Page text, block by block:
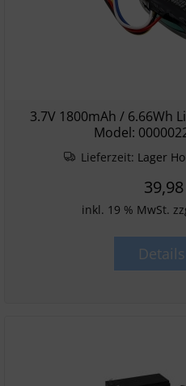
3.7V 1800mAh / 6.66Wh
Model:
Lieferzeit: Lager
inkl. 19 % MwSt.
Details